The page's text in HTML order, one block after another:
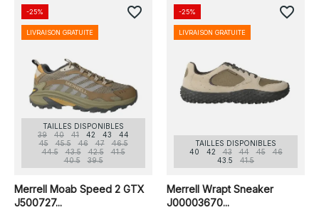
TAILLES DISPONIBLES
39
40 41 42 43
44
45
45.5 46 47
46.5
44.5
43.5 42.5
41.5
40.5
39.5
Merrell Moab Speed 2 GTX
J500727...
-25%
LIVRAISON GRATUITE
favorite_border
TAILLES DISPONIBLES
40
42 43 44 45
46
43.5
41.5
Merrell Wrapt Sneaker
J00003670...
-25%
LIVRAISON GRATUITE
favorite_border